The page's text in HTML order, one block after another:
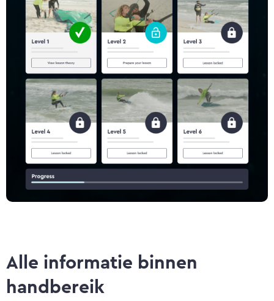
Alle informatie binnen
handbereik